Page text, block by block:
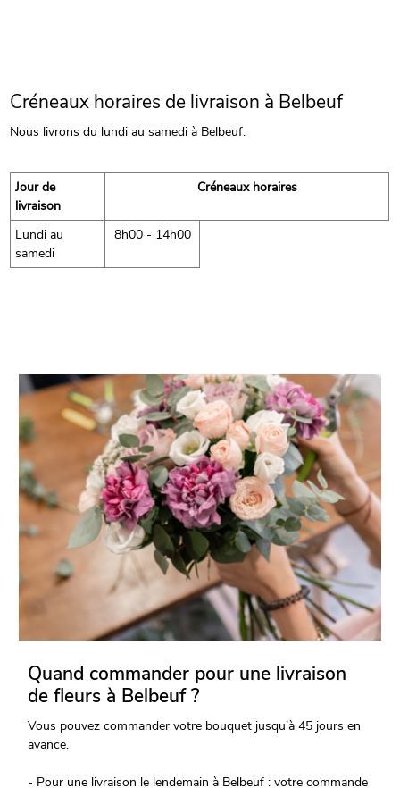
Créneaux horaires de livraison à Belbeuf
Nous livrons du lundi au samedi à Belbeuf.
Jour de
livraison
Créneaux horaires
Lundi au
samedi
8h00 - 14h00
Quand commander pour une livraison
de fleurs à Belbeuf ?
Vous pouvez commander votre bouquet jusqu’à 45 jours en
avance.
- Pour une livraison le lendemain à Belbeuf : votre commande